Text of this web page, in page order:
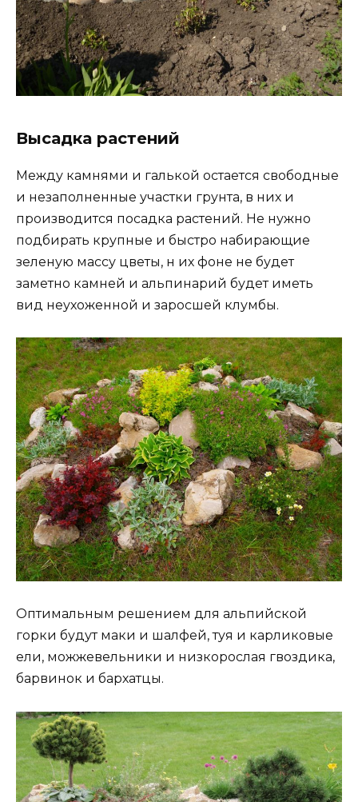
Высадка растений
Между камнями и галькой остается свободные
и незаполненные участки грунта, в них и
производится посадка растений. Не нужно
подбирать крупные и быстро набирающие
зеленую массу цветы, н их фоне не будет
заметно камней и альпинарий будет иметь
вид неухоженной и заросшей клумбы.
Оптимальным решением для альпийской
горки будут маки и шалфей, туя и карликовые
ели, можжевельники и низкорослая гвоздика,
барвинок и бархатцы.